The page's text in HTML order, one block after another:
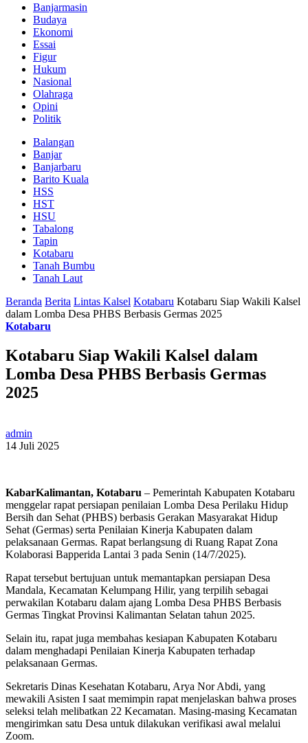
Banjarmasin
Budaya
Ekonomi
Essai
Figur
Hukum
Nasional
Olahraga
Opini
Politik
Balangan
Banjar
Banjarbaru
Barito Kuala
HSS
HST
HSU
Tabalong
Tapin
Kotabaru
Tanah Bumbu
Tanah Laut
Beranda Berita Lintas Kalsel Kotabaru Kotabaru Siap Wakili Kalsel
dalam Lomba Desa PHBS Berbasis Germas 2025
Kotabaru
Kotabaru Siap Wakili Kalsel dalam
Lomba Desa PHBS Berbasis Germas
2025
admin
14 Juli 2025
KabarKalimantan, Kotabaru – Pemerintah Kabupaten Kotabaru
menggelar rapat persiapan penilaian Lomba Desa Perilaku Hidup
Bersih dan Sehat (PHBS) berbasis Gerakan Masyarakat Hidup
Sehat (Germas) serta Penilaian Kinerja Kabupaten dalam
pelaksanaan Germas. Rapat berlangsung di Ruang Rapat Zona
Kolaborasi Bapperida Lantai 3 pada Senin (14/7/2025).
Rapat tersebut bertujuan untuk memantapkan persiapan Desa
Mandala, Kecamatan Kelumpang Hilir, yang terpilih sebagai
perwakilan Kotabaru dalam ajang Lomba Desa PHBS Berbasis
Germas Tingkat Provinsi Kalimantan Selatan tahun 2025.
Selain itu, rapat juga membahas kesiapan Kabupaten Kotabaru
dalam menghadapi Penilaian Kinerja Kabupaten terhadap
pelaksanaan Germas.
Sekretaris Dinas Kesehatan Kotabaru, Arya Nor Abdi, yang
mewakili Asisten I saat memimpin rapat menjelaskan bahwa proses
seleksi telah melibatkan 22 Kecamatan. Masing-masing Kecamatan
mengirimkan satu Desa untuk dilakukan verifikasi awal melalui
Zoom.